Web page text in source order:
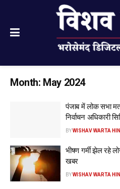
Month: May 2024
पंजाब में लोक सभा
निर्वाचन अधिकारी
BYWISHAV WARTA
भीषण गर्मी झेल रहे
खबर
BYWISHAV WARTA